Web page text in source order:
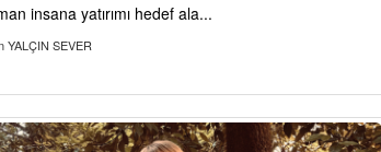
insana yatırımı hedef ala...
YALÇIN SEVER